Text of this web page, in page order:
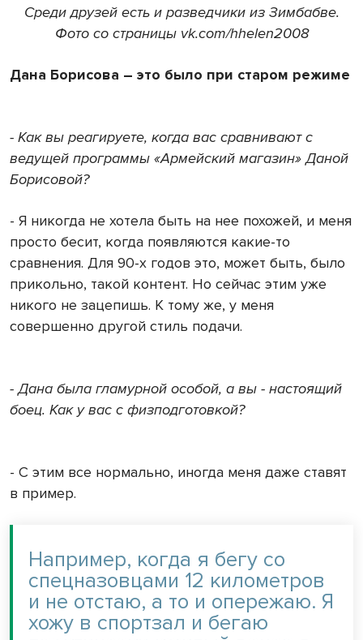
Среди друзей есть и разведчики из Зимбабве.
Фото со страницы vk.com/hhelen2008
Дана Борисова – это было при старом режиме
- Как вы реагируете, когда вас сравнивают с
ведущей программы «Армейский магазин» Даной
Борисовой?
- Я никогда не хотела быть на нее похожей, и меня
просто бесит, когда появляются какие-то
сравнения. Для 90-х годов это, может быть, было
прикольно, такой контент. Но сейчас этим уже
никого не зацепишь. К тому же, у меня
совершенно другой стиль подачи.
- Дана была гламурной особой, а вы - настоящий
боец. Как у вас с физподготовкой?
- С этим все нормально, иногда меня даже ставят
в пример.
Например, когда я бегу со
спецназовцами 12 километров
и не отстаю, а то и опережаю. Я
хожу в спортзал и бегаю